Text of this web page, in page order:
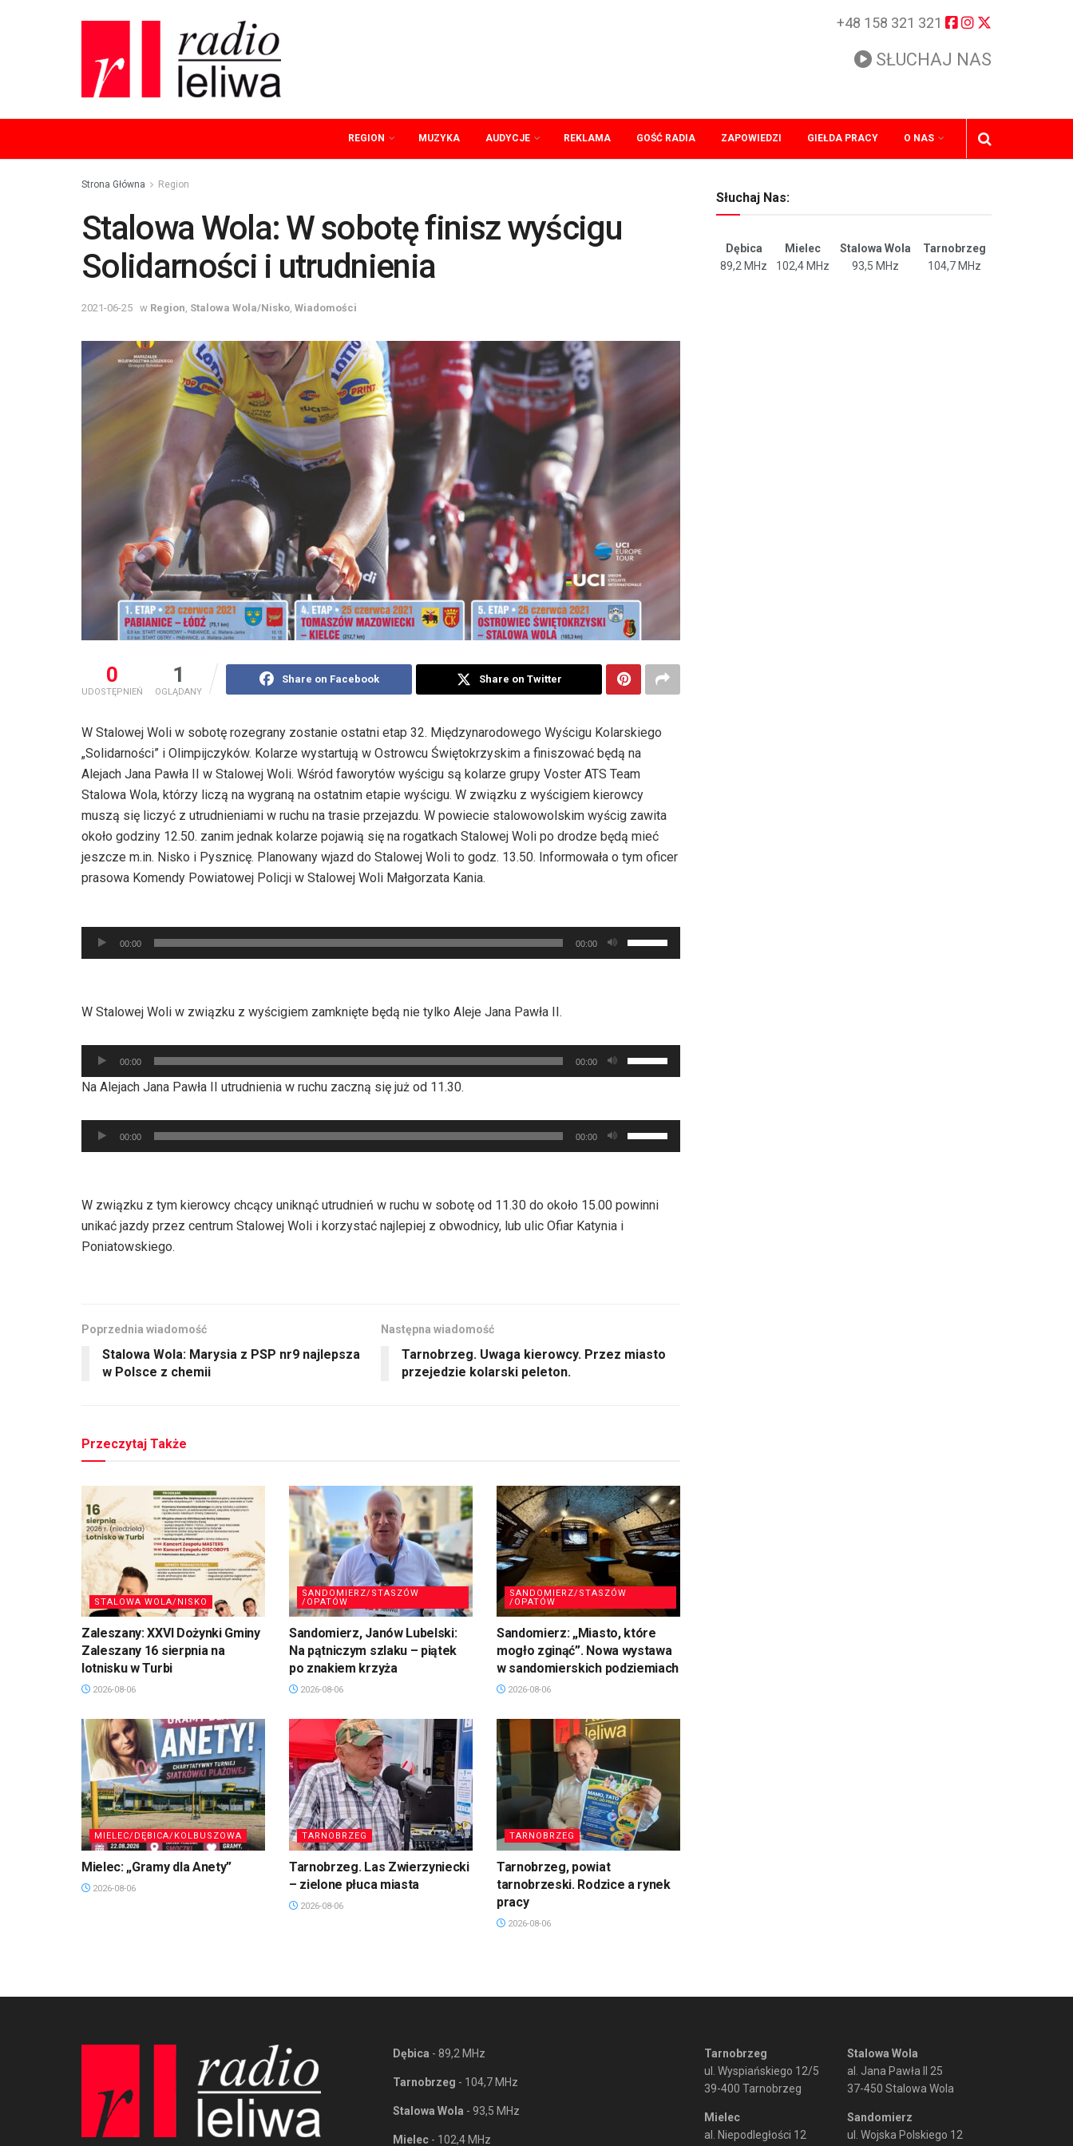
+48 158 321 321
SŁUCHAJ NAS
REGION MUZYKA AUDYCJE REKLAMA GOŚĆ RADIA ZAPOWIEDZI GIEŁDA PRACY O NAS
Strona Główna Region
Stalowa Wola: W sobotę finisz wyścigu
Solidarności i utrudnienia
2021-06-25 w Region Stalowa Wola/Nisko Wiadomości
0
UDOSTĘPNIEŃ
1
OGLĄDANY
Share on Facebook Share on Twitter
W Stalowej Woli w sobotę rozegrany zostanie ostatni etap 32. Międzynarodowego Wyścigu Kolarskiego
„Solidarności” i Olimpijczyków. Kolarze wystartują w Ostrowcu Świętokrzyskim a finiszować będą na
Alejach Jana Pawła II w Stalowej Woli. Wśród faworytów wyścigu są kolarze grupy Voster ATS Team
Stalowa Wola, którzy liczą na wygraną na ostatnim etapie wyścigu. W związku z wyścigiem kierowcy
muszą się liczyć z utrudnieniami w ruchu na trasie przejazdu. W powiecie stalowowolskim wyścig zawita
około godziny 12.50. zanim jednak kolarze pojawią się na rogatkach Stalowej Woli po drodze będą mieć
jeszcze m.in. Nisko i Pysznicę. Planowany wjazd do Stalowej Woli to godz. 13.50. Informowała o tym oficer
prasowa Komendy Powiatowej Policji w Stalowej Woli Małgorzata Kania.
Odtwarzacz
plików
00:00 00:00
strzałek
dołu
aby
lub
zmniejszyć
W Stalowej Woli w związku z wyścigiem zamknięte będą nie tylko Aleje Jana Pawła II.
Odtwarzacz
plików
dźwiękowych
00:00 00:00
strzałek
oraz
aby
Na Alejach Jana Pawła II utrudnienia w ruchu zaczną się już od 11.30.
Odtwarzacz
plików
00:00 00:00
strzałek
oraz
głośność.
W związku z tym kierowcy chcący uniknąć utrudnień w ruchu w sobotę od 11.30 do około 15.00 powinni
unikać jazdy przez centrum Stalowej Woli i korzystać najlepiej z obwodnicy, lub ulic Ofiar Katynia i
Poniatowskiego.
Poprzednia wiadomość
Stalowa Wola: Marysia z PSP nr9 najlepsza
w Polsce z chemii
Następna wiadomość
Tarnobrzeg. Uwaga kierowcy. Przez miasto
przejedzie kolarski peleton.
Przeczytaj Także
STALOWA WOLA/NISKO
Zaleszany: XXVI Dożynki Gminy
Zaleszany 16 sierpnia na
lotnisku w Turbi
2026-08-06
SANDOMIERZ/STASZÓW
/OPATÓW
Sandomierz, Janów Lubelski:
Na pątniczym szlaku – piątek
po znakiem krzyża
2026-08-06
SANDOMIERZ/STASZÓW
/OPATÓW
Sandomierz: „Miasto, które
mogło zginąć”. Nowa wystawa
w sandomierskich podziemiach
2026-08-06
MIELEC/DĘBICA/KOLBUSZOWA
Mielec: „Gramy dla Anety”
2026-08-06
TARNOBRZEG
Tarnobrzeg. Las Zwierzyniecki
– zielone płuca miasta
2026-08-06
TARNOBRZEG
Tarnobrzeg, powiat
tarnobrzeski. Rodzice a rynek
pracy
2026-08-06
Słuchaj Nas:
Dębica Mielec Stalowa Wola
Tarnobrzeg
89,2 MHz
102,4 MHz 93,5 MHz 104,7 MHz
Dębica - 89,2 MHz
Tarnobrzeg - 104,7 MHz
Stalowa Wola - 93,5 MHz
Mielec - 102,4 MHz
Tarnobrzeg
ul. Wyspiańskiego 12/5
39-400 Tarnobrzeg
Mielec
al. Niepodległości 12
Stalowa Wola
al. Jana Pawła II 25
37-450 Stalowa Wola
Sandomierz
ul. Wojska Polskiego 12